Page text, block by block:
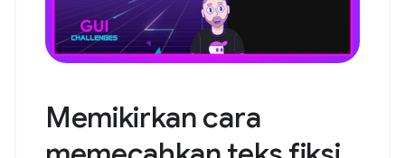
Memikirkan cara